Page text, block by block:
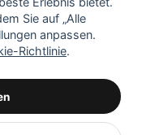
Sie auf „Alle
anpassen.
Richtlinie.